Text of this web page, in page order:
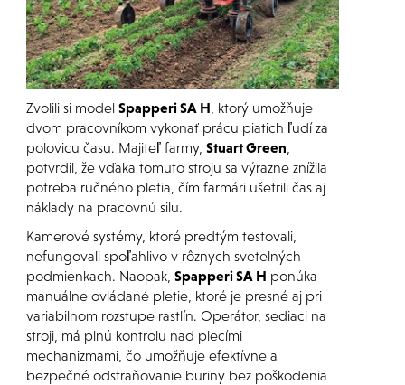
Zvolili si model Spapperi SA H , ktorý umožňuje
dvom pracovníkom vykonať prácu piatich ľudí za
polovicu času. Majiteľ farmy, Stuart Green
potvrdil, že vďaka tomuto stroju sa výrazne znížila
potreba ručného pletia, čím farmári ušetrili čas aj
náklady na pracovnú silu.
Kamerové systémy, ktoré predtým testovali,
nefungovali spoľahlivo v rôznych svetelných
podmienkach. Naopak, Spapperi SA H ponúka
manuálne ovládané pletie, ktoré je presné aj pri
variabilnom rozstupe rastlín. Operátor, sediaci na
stroji, má plnú kontrolu nad plecími
mechanizmami, čo umožňuje efektívne a
bezpečné odstraňovanie buriny bez poškodenia